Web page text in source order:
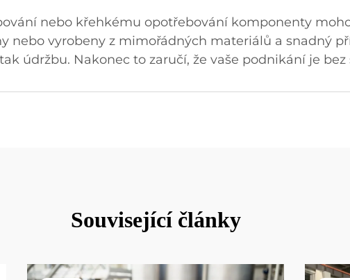
nebo křehkému opotřebování komponenty
nebo vyrobeny z mimořádných materiálů a snadný
údržbu. Nakonec to zaručí, že vaše podnikání je bez
Související články